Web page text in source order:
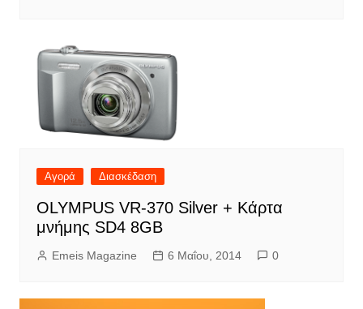
Αγορά Διασκέδαση
OLYMPUS VR-370 Silver + Κάρτα
μνήμης SD4 8GB
Emeis Magazine 6 Μαΐου, 2014 0